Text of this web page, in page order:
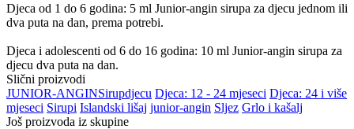
Djeca od 1 do 6 godina: 5 ml Junior-angin sirupa za djecu jednom ili
dva puta na dan, prema potrebi.
Djeca i adolescenti od 6 do 16 godina: 10 ml Junior-angin sirupa za
djecu dva puta na dan.
Slični proizvodi
JUNIOR-ANGINSirupdjecu Djeca: 12 - 24 mjeseci Djeca: 24 i više
mjeseci Sirupi Islandski lišaj junior-angin Sljez Grlo i kašalj
Još proizvoda iz skupine